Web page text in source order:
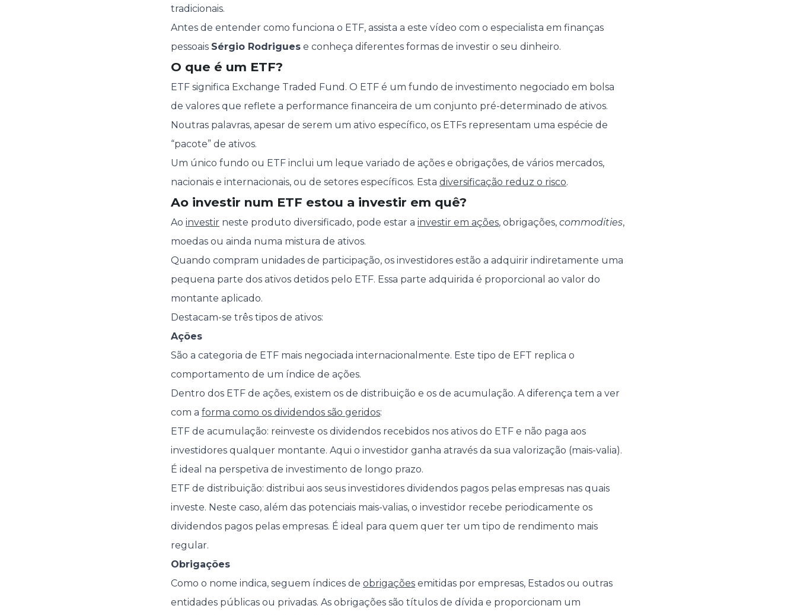
tradicionais.
Antes de entender como funciona o ETF, assista a este vídeo com o especialista em finanças
pessoais Sérgio Rodrigues e conheça diferentes formas de investir o seu dinheiro.
O que é um ETF?
ETF significa Exchange Traded Fund. O ETF é um fundo de investimento negociado em bolsa
de valores que reflete a performance financeira de um conjunto pré-determinado de ativos.
Noutras palavras, apesar de serem um ativo específico, os ETFs representam uma espécie de
“pacote” de ativos.
Um único fundo ou ETF inclui um leque variado de ações e obrigações, de vários mercados,
nacionais e internacionais, ou de setores específicos. Esta diversificação reduz o risco.
Ao investir num ETF estou a investir em quê?
Ao investir neste produto diversificado, pode estar a investir em ações, obrigações, commodities,
moedas ou ainda numa mistura de ativos.
Quando compram unidades de participação, os investidores estão a adquirir indiretamente uma
pequena parte dos ativos detidos pelo ETF. Essa parte adquirida é proporcional ao valor do
montante aplicado.
Destacam-se três tipos de ativos:
Ações
São a categoria de ETF mais negociada internacionalmente. Este tipo de EFT replica o
comportamento de um índice de ações.
Dentro dos ETF de ações, existem os de distribuição e os de acumulação. A diferença tem a ver
com a forma como os dividendos são geridos:
ETF de acumulação: reinveste os dividendos recebidos nos ativos do ETF e não paga aos
investidores qualquer montante. Aqui o investidor ganha através da sua valorização (mais-valia).
É ideal na perspetiva de investimento de longo prazo.
ETF de distribuição: distribui aos seus investidores dividendos pagos pelas empresas nas quais
investe. Neste caso, além das potenciais mais-valias, o investidor recebe periodicamente os
dividendos pagos pelas empresas. É ideal para quem quer ter um tipo de rendimento mais
regular.
Obrigações
Como o nome indica, seguem índices de obrigações emitidas por empresas, Estados ou outras
entidades públicas ou privadas. As obrigações são títulos de dívida e proporcionam um